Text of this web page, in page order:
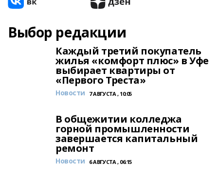
Выбор редакции
Каждый третий покупатель
жилья «комфорт плюс» в Уфе
выбирает квартиры от
«Первого Треста»
Новости 7 АВГУСТА , 10:05
В общежитии колледжа
горной промышленности
завершается капитальный
ремонт
Новости 6 АВГУСТА , 06:15